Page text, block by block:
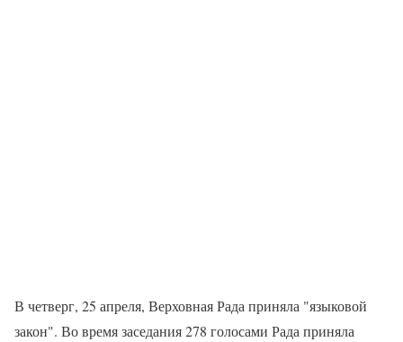
В четверг, 25 апреля, Верховная Рада приняла "языковой
закон". Во время заседания 278 голосами Рада приняла